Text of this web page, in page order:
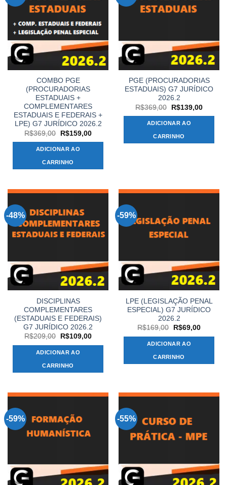
COMBO PGE
(PROCURADORIAS
ESTADUAIS +
COMPLEMENTARES
ESTADUAIS E FEDERAIS +
LPE) G7 JURÍDICO 2026.2
R$369,00
O
original
era:
R$369,00.
R$159,00O
ADICIONAR AO
CARRINHO
PGE (PROCURADORIAS
ESTADUAIS) G7 JURÍDICO
2026.2
R$369,00
O
original
era:
R$369,00.
R$139,00O
ADICIONAR AO
CARRINHO
-48%
DISCIPLINAS
COMPLEMENTARES
(ESTADUAIS E FEDERAIS)
G7 JURÍDICO 2026.2
R$209,00
O
original
era:
R$209,00.
R$109,00O
R$109,00.
ADICIONAR AO
CARRINHO
-59%
LPE (LEGISLAÇÃO PENAL
ESPECIAL) G7 JURÍDICO
2026.2
R$169,00
O
original
era:
R$169,00.
R$69,00O
ADICIONAR AO
CARRINHO
-59% -55%